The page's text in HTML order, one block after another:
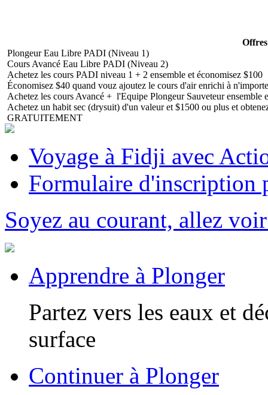
Plongeur Eau Libre PADI (Niveau 1)
Cours Avancé Eau Libre PADI (Niveau 2)
Achetez les cours PADI niveau 1 + 2 ensemble et économisez $100
Économisez $40 quand vouz ajoutez le cours d'air enrichi à
Achetez les cours Avancé + l'Equipe Plongeur Sauveteur ensemble
Achetez un habit sec (drysuit) d'un valeur et $1500 ou plus et
GRATUITEMENT
Voyage à Fidji avec
Formulaire d'inscription
Soyez au courant, allez
Apprendre à Plonger
Partez vers les eaux et
surface
Continuer à Plonger